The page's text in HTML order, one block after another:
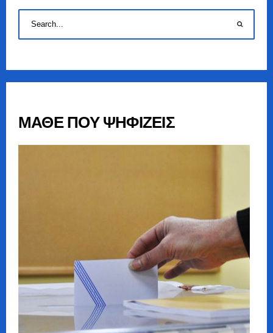
ΜΑΘΕ ΠΟΥ ΨΗΦΙΖΕΙΣ